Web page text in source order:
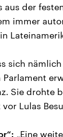
der
immer
sich
Sie drohte
Lulas
„Eine